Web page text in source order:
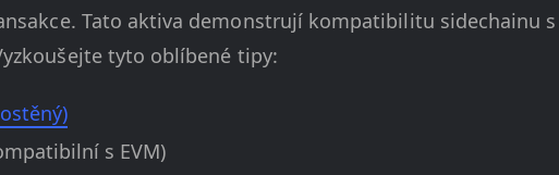
Tato aktiva demonstrují kompatibilitu sidechainu
tyto oblíbené tipy:
s EVM)